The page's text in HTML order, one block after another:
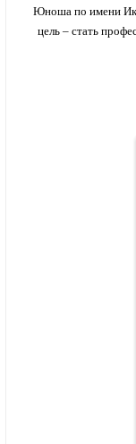
Юноша по имени
цель – стать